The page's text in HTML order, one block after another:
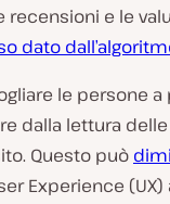
recensioni e le
dato
le persone
dalla lettura
Questo può
Experience